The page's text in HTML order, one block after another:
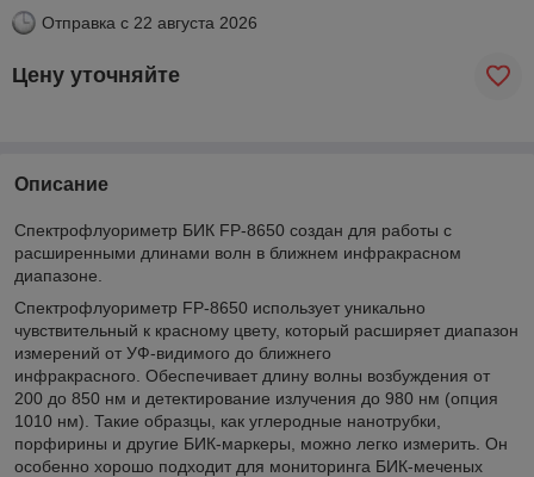
Отправка с 22 августа 2026
Цену уточняйте
Описание
Спектрофлуориметр БИК FP-8650 создан для работы с
расширенными длинами волн в ближнем инфракрасном
диапазоне.
Спектрофлуориметр FP-8650 использует уникально
чувствительный к красному цвету, который расширяет диапазон
измерений от УФ-видимого до ближнего
инфракрасного. Обеспечивает длину волны возбуждения от
200 до 850 нм и детектирование излучения до 980 нм (опция
1010 нм). Такие образцы, как углеродные нанотрубки,
порфирины и другие БИК-маркеры, можно легко измерить. Он
особенно хорошо подходит для мониторинга БИК-меченых